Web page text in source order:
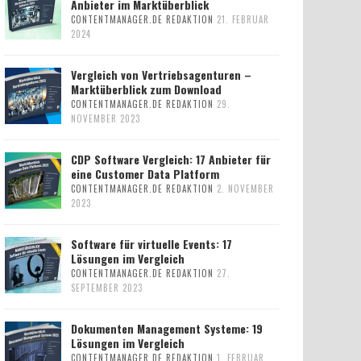
Anbieter im Marktüberblick
CONTENTMANAGER.DE REDAKTION 21. FEBRUAR
2024
Vergleich von Vertriebsagenturen –
Marktüberblick zum Download
CONTENTMANAGER.DE REDAKTION 29.
NOVEMBER 2023
CDP Software Vergleich: 17 Anbieter für
eine Customer Data Platform
CONTENTMANAGER.DE REDAKTION 2. NOVEMBER
2023
Software für virtuelle Events: 17
Lösungen im Vergleich
CONTENTMANAGER.DE REDAKTION 27.
SEPTEMBER 2023
Dokumenten Management Systeme: 19
Lösungen im Vergleich
CONTENTMANAGER.DE REDAKTION 1. FEBRUAR